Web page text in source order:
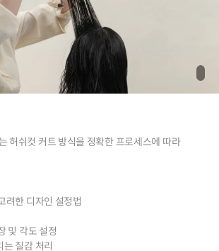
허쉬컷 커트 방식을 정확한 프로세스에 따라
려한 디자인 설정법
및 각도 설정
질감 처리